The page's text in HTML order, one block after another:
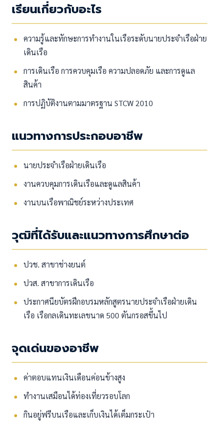
เรียนเกี่ยวกับอะไร
ความรู้และทักษะการทำงานในเรือระดับนายประจำเรือฝ่าย
เดินเรือ
การเดินเรือ การควบคุมเรือ ความปลอดภัย และการดูแล
สินค้า
การปฏิบัติงานตามมาตรฐาน STCW 2010
แนวทางการประกอบอาชีพ
นายประจำเรือฝ่ายเดินเรือ
งานควบคุมการเดินเรือและดูแลสินค้า
งานบนเรือพาณิชย์ระหว่างประเทศ
วุฒิที่ได้รับและแนวทางการศึกษาต่อ
ปวช. สาขาช่างยนต์
ปวส. สาขาการเดินเรือ
ประกาศนียบัตรฝึกอบรมหลักสูตรนายประจำเรือฝ่ายเดิน
เรือ เรือกลเดินทะเลขนาด 500 ตันกรอสขึ้นไป
จุดเด่นของอาชีพ
ค่าตอบแทนเงินเดือนค่อนข้างสูง
ทำงานเสมือนได้ท่องเที่ยวรอบโลก
กินอยู่ฟรีบนเรือและเก็บเงินได้เต็มกระเป๋า